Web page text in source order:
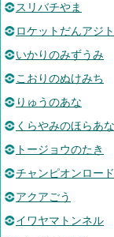
スリバチやま
ロケットだんアジト
いかりのみずうみ
こおりのぬけみち
りゅうのあな
くらやみのほらあな
トージョウのたき
チャンピオンロード
アクアごう
イワヤマトンネル